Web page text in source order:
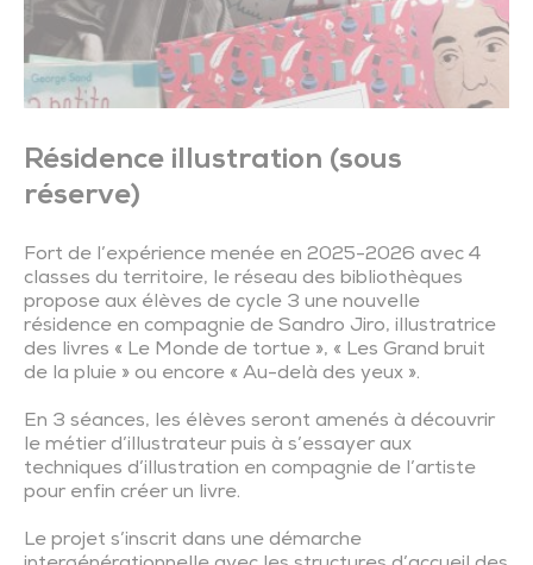
Résidence illustration (sous
réserve)
Fort de l’expérience menée en 2025-2026 avec 4
classes du territoire, le réseau des bibliothèques
propose aux élèves de cycle 3 une nouvelle
résidence en compagnie de Sandro Jiro, illustratrice
des livres « Le Monde de tortue », « Les Grand bruit
de la pluie » ou encore « Au-delà des yeux ».
En 3 séances, les élèves seront amenés à découvrir
le métier d’illustrateur puis à s’essayer aux
techniques d’illustration en compagnie de l’artiste
pour enfin créer un livre.
Le projet s’inscrit dans une démarche